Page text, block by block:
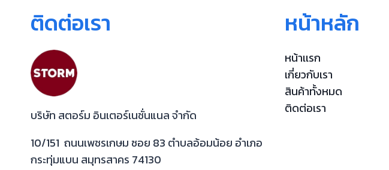
ติดต่อเรา
บริษัท สตอร์ม อินเตอร์เนชั่นแนล จำกัด
10/151 ถนนเพชรเกษม ซอย 83 ตำบลอ้อมน้อย อำเภอ
กระทุ่มแบน สมุทรสาคร 74130
หน้าหลัก
หน้าเเรก
เกี่ยวกับเรา
สินค้าทั้งหมด
ติดต่อเรา